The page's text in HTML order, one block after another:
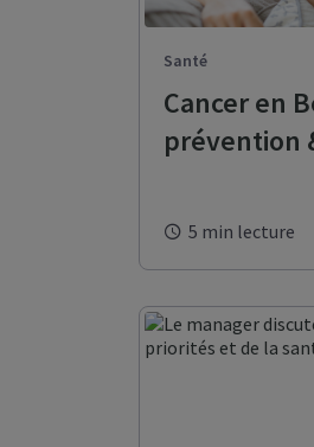
Santé
Cancer en
prévention
5 min lecture